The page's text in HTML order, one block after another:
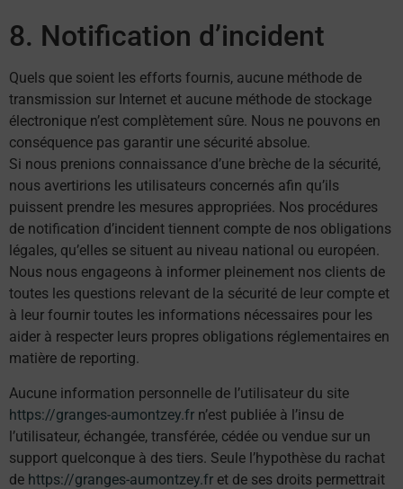
8. Notification d’incident
Quels que soient les efforts fournis, aucune méthode de
transmission sur Internet et aucune méthode de stockage
électronique n’est complètement sûre. Nous ne pouvons en
conséquence pas garantir une sécurité absolue.
Si nous prenions connaissance d’une brèche de la sécurité,
nous avertirions les utilisateurs concernés afin qu’ils
puissent prendre les mesures appropriées. Nos procédures
de notification d’incident tiennent compte de nos obligations
légales, qu’elles se situent au niveau national ou européen.
Nous nous engageons à informer pleinement nos clients de
toutes les questions relevant de la sécurité de leur compte et
à leur fournir toutes les informations nécessaires pour les
aider à respecter leurs propres obligations réglementaires en
matière de reporting.
Aucune information personnelle de l’utilisateur du site
https://granges-aumontzey.fr n’est publiée à l’insu de
l’utilisateur, échangée, transférée, cédée ou vendue sur un
support quelconque à des tiers. Seule l’hypothèse du rachat
de https://granges-aumontzey.fr et de ses droits permettrait